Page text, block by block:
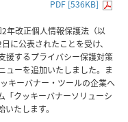
PDF [536KB]
年改正個人情報保護法（以
に公表されたことを受け、
援するプライバシー保護対策
ューを追加いたしました。ま
キーバナー・ツールの企業へ
「クッキーバナーソリューシ
たします。